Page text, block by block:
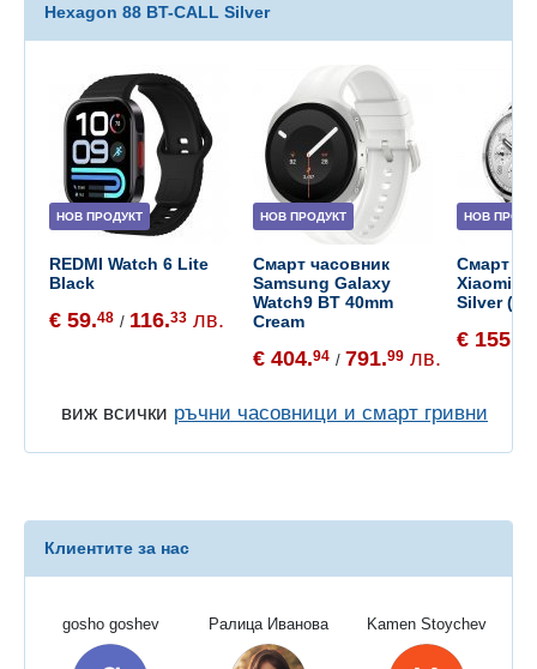
Hexagon 88 BT-CALL Silver
НОВ ПРОДУКТ
REDMI Watch 6 Lite
Black
€ 59.48 / 116.33 лв.
НОВ ПРОДУКТ
Смарт часовник
Samsung Galaxy
Watch9 BT 40mm
Cream
€ 404.94 / 791.99 лв.
НОВ
Смарт
Xiaomi
Silver
€ 155.
виж всички ръчни часовници и смарт гривни
Клиентите за нас
gosho goshev Ралица Иванова Kamen Stoychev